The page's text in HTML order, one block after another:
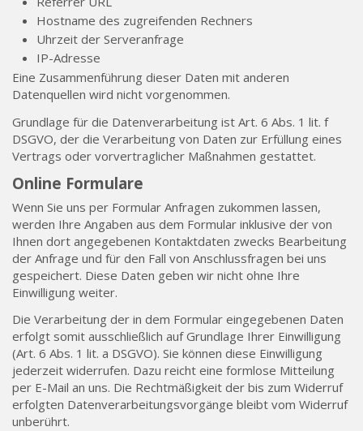
Hostname des zugreifenden Rechners
Uhrzeit der Serveranfrage
IP-Adresse
Eine Zusammenführung dieser Daten mit anderen
Datenquellen wird nicht vorgenommen.
Grundlage für die Datenverarbeitung ist Art. 6 Abs. 1 lit. f
DSGVO, der die Verarbeitung von Daten zur Erfüllung eines
Vertrags oder vorvertraglicher Maßnahmen gestattet.
Online Formulare
Wenn Sie uns per Formular Anfragen zukommen lassen,
werden Ihre Angaben aus dem Formular inklusive der von
Ihnen dort angegebenen Kontaktdaten zwecks Bearbeitung
der Anfrage und für den Fall von Anschlussfragen bei uns
gespeichert. Diese Daten geben wir nicht ohne Ihre
Einwilligung weiter.
Die Verarbeitung der in dem Formular eingegebenen Daten
erfolgt somit ausschließlich auf Grundlage Ihrer Einwilligung
(Art. 6 Abs. 1 lit. a DSGVO). Sie können diese Einwilligung
jederzeit widerrufen. Dazu reicht eine formlose Mitteilung
per E-Mail an uns. Die Rechtmäßigkeit der bis zum Widerruf
erfolgten Datenverarbeitungsvorgänge bleibt vom Widerruf
unberührt.